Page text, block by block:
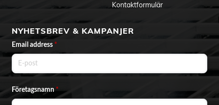
Kontaktformulär
NYHETSBREV & KAMPANJER
Email address *
Företagsnamn*